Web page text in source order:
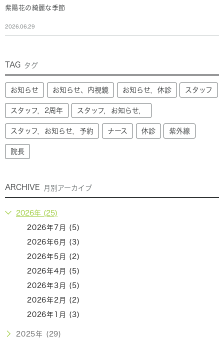
紫陽花の綺麗な季節
2026.06.29
TAG タグ
お知らせ お知らせ、内視鏡 お知らせ，休診 スタッフ
スタッフ，2周年 スタッフ，お知らせ，
スタッフ，お知らせ，予約 ナース 休診 紫外線
院長
ARCHIVE 月別アーカイブ
2026年 (25)
2026年7月 (5)
2026年6月 (3)
2026年5月 (2)
2026年4月 (5)
2026年3月 (5)
2026年2月 (2)
2026年1月 (3)
2025年 (29)